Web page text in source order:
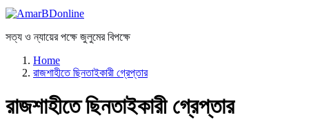
সত্য ও ন্যায়ের পক্ষে জুলুমের বিপক্ষে
Home
রাজশাহীতে ছিনতাইকারী গ্রেপ্তার
রাজশাহীতে ছিনতাইকারী গ্রেপ্তার